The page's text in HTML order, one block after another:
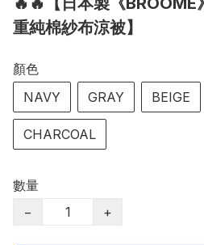
重純棉紗布涼被】
顏色
NAVY
GRAY BEIGE
CHARCOAL
數量
−
+